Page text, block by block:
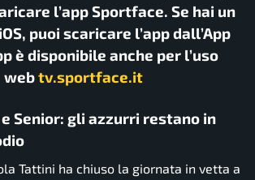
l’app Sportface. Se hai un
puoi scaricare l’app dall’App
è disponibile anche per l’uso
webtv.sportface.it
Senior: gli azzurri restano in
Tattini ha chiuso la giornata in vetta a